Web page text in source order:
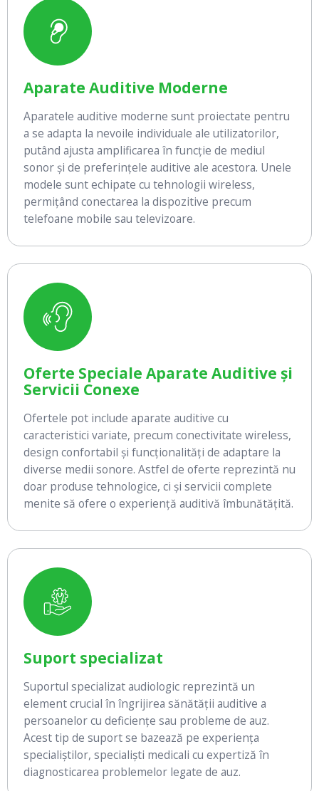
Aparate Auditive Moderne
Aparatele auditive moderne sunt proiectate pentru
a se adapta la nevoile individuale ale utilizatorilor,
putând ajusta amplificarea în funcție de mediul
sonor și de preferințele auditive ale acestora. Unele
modele sunt echipate cu tehnologii wireless,
permițând conectarea la dispozitive precum
telefoane mobile sau televizoare.
Oferte Speciale Aparate Auditive și
Servicii Conexe
Ofertele pot include aparate auditive cu
caracteristici variate, precum conectivitate wireless,
design confortabil și funcționalități de adaptare la
diverse medii sonore. Astfel de oferte reprezintă nu
doar produse tehnologice, ci și servicii complete
menite să ofere o experiență auditivă îmbunătățită.
Suport specializat
Suportul specializat audiologic reprezintă un
element crucial în îngrijirea sănătății auditive a
persoanelor cu deficiențe sau probleme de auz.
Acest tip de suport se bazează pe experiența
specialiștilor, specialiști medicali cu expertiză în
diagnosticarea problemelor legate de auz.